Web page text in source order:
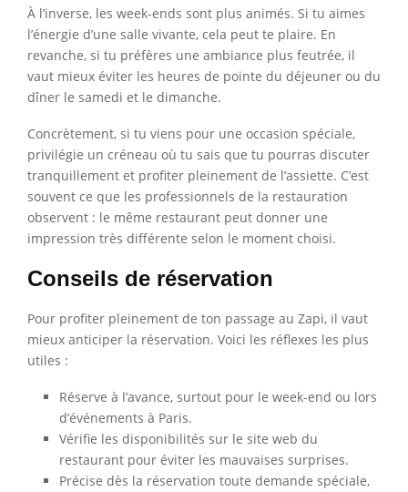
À l’inverse, les week-ends sont plus animés. Si tu aimes
l’énergie d’une salle vivante, cela peut te plaire. En
revanche, si tu préfères une ambiance plus feutrée, il
vaut mieux éviter les heures de pointe du déjeuner ou du
dîner le samedi et le dimanche.
Concrètement, si tu viens pour une occasion spéciale,
privilégie un créneau où tu sais que tu pourras discuter
tranquillement et profiter pleinement de l’assiette. C’est
souvent ce que les professionnels de la restauration
observent : le même restaurant peut donner une
impression très différente selon le moment choisi.
Conseils de réservation
Pour profiter pleinement de ton passage au Zapi, il vaut
mieux anticiper la réservation. Voici les réflexes les plus
utiles :
Réserve à l’avance, surtout pour le week-end ou lors
d’événements à Paris.
Vérifie les disponibilités sur le site web du
restaurant pour éviter les mauvaises surprises.
Précise dès la réservation toute demande spéciale,